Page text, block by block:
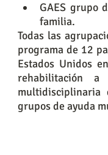
GAES grupo
familia.
Todas las
programa de 12
Estados Unidos
rehabilitación
multidisciplinaria
grupos de ayuda